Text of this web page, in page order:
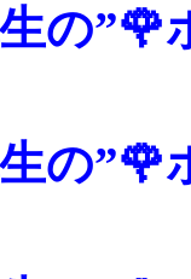
の”🌹
の”🌹